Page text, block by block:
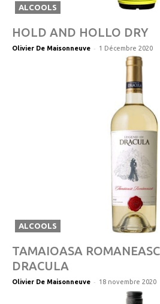
ALCOOLS
HOLD AND HOLLO DRY
Olivier De Maisonneuve - 1 Décembre 2020
ALCOOLS
TAMAIOASA
DRACULA
Olivier De Maisonneuve - 18 novembre 2020